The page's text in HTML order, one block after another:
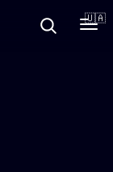
🇺🇦